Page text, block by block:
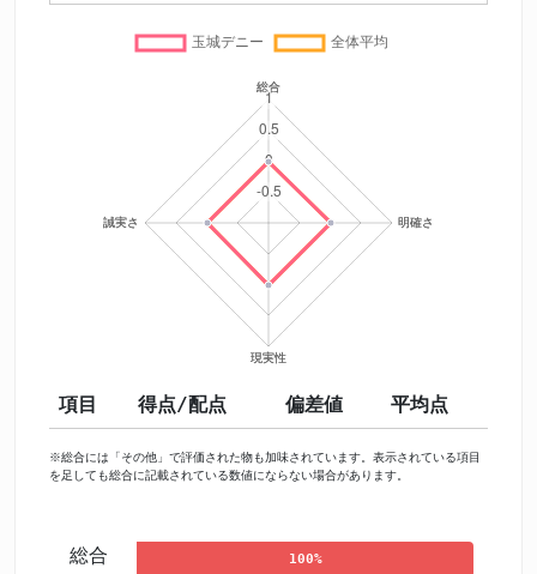
項目 得点/配点 偏差値 平均点
※総合には「その他」で評価された物も加味されています。表示されている項目
を足しても総合に記載されている数値にならない場合があります。
総合 100%